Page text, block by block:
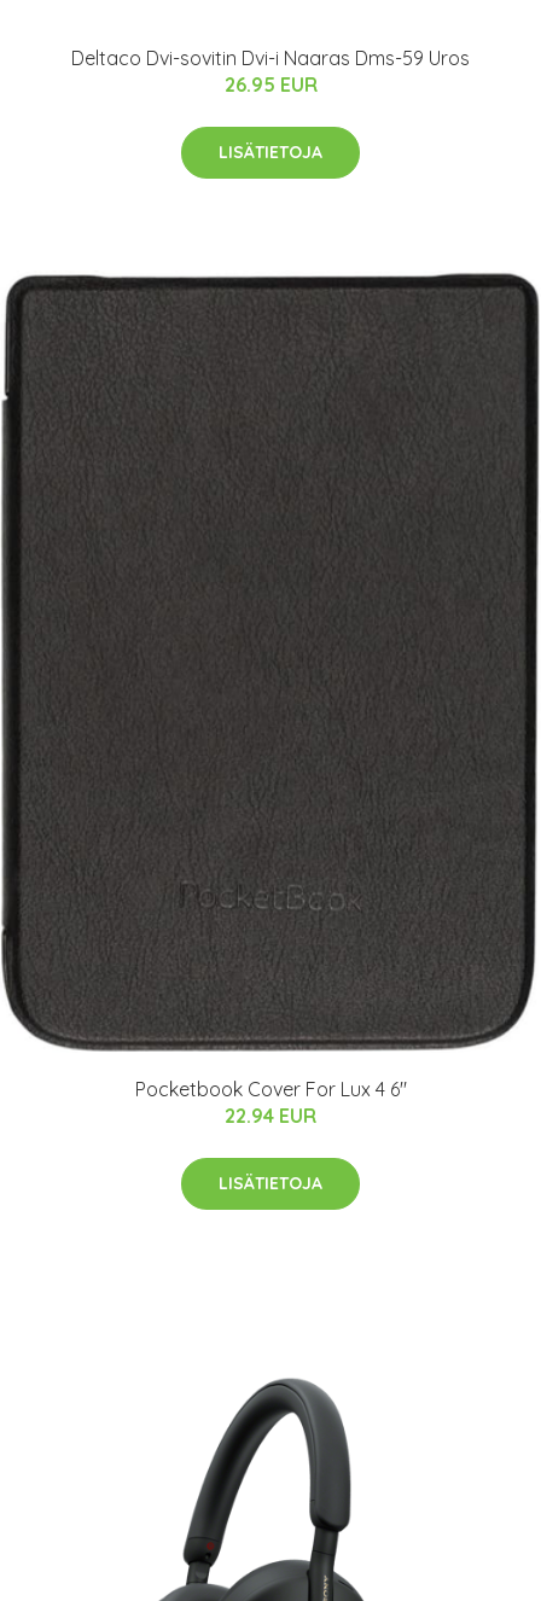
Deltaco Dvi-sovitin Dvi-i Naaras Dms-59 Uros
26.95 EUR
LISÄTIETOJA
Pocketbook Cover For Lux 4 6"
22.94 EUR
LISÄTIETOJA